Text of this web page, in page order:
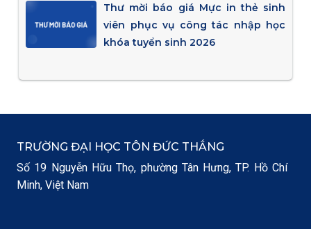
Thư mời báo giá Mực in thẻ sinh
viên phục vụ công tác nhập học
khóa tuyển sinh 2026
TRƯỜNG ĐẠI HỌC TÔN ĐỨC THẮNG
Số 19 Nguyễn Hữu Thọ, phường Tân Hưng, TP. Hồ Chí
Minh, Việt Nam